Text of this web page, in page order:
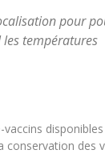
pour
températures
des